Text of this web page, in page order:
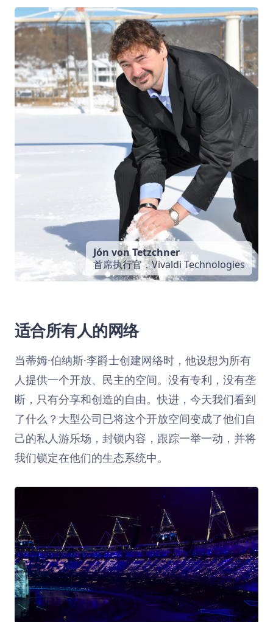
Jón von Tetzchner
首席执行官，Vivaldi Technologies
适合所有人的网络
当蒂姆·伯纳斯·李爵士创建网络时，他设想为所有
人提供一个开放、民主的空间。没有专利，没有垄
断，只有分享和创造的自由。快进，今天我们看到
了什么？大型公司已将这个开放空间变成了他们自
己的私人游乐场，封锁内容，跟踪一举一动，并将
我们锁定在他们的生态系统中。